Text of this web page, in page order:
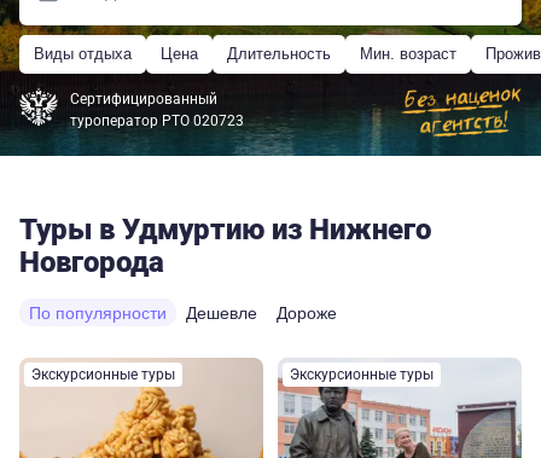
Виды отдыха Цена Длительность Мин. возраст
Сертифицированный
туроператор РТО 020723
Туры в Удмуртию из Нижнего
Новгорода
По популярности Дешевле Дороже
Экскурсионные туры Экскурсионные туры